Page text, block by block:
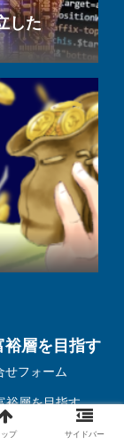
した
層を目指す
せフォーム
裕層を目指す.
ップ サイドバー